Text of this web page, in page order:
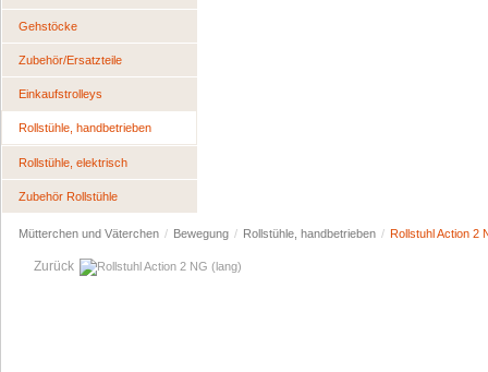
Gehstöcke
Zubehör/Ersatzteile
Einkaufstrolleys
Rollstühle, handbetrieben
Rollstühle, elektrisch
Zubehör Rollstühle
Mütterchen und Väterchen / Bewegung / Rollstühle, handbetrieben / Rollstuhl Action 2
Zurück